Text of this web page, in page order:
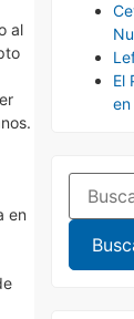
al
en
El
en